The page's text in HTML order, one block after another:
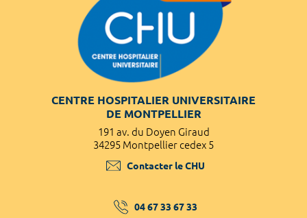
CENTRE HOSPITALIER UNIVERSITAIRE
DE MONTPELLIER
191 av. du Doyen Giraud
34295 Montpellier cedex 5
Contacter le CHU
04 67 33 67 33